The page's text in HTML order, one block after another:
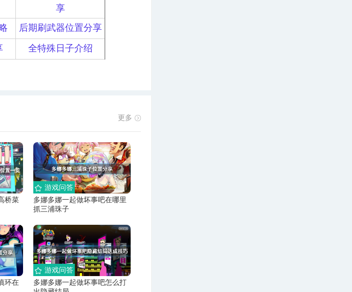
享
后期刷武器位置分享
全特殊日子介绍
更多
桥菜
多娜多娜一起做坏事吧在哪里
抓三浦珠子
游戏问答
环在
多娜多娜一起做坏事吧怎么打
游戏问答